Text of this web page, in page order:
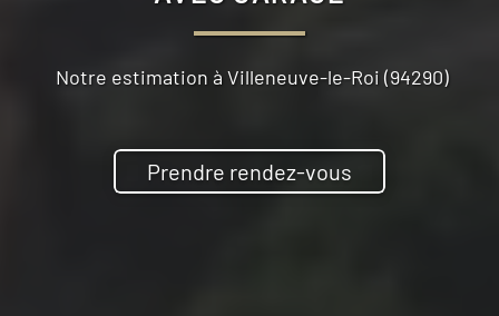
Notre estimation à Villeneuve-le-Roi (94290)
Prendre rendez-vous